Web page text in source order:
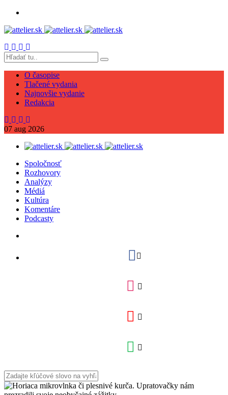
O časopise
Tlačené vydania
Najnovšie vydanie
Redakcia
07 aug 2026
Spoločnosť
Rozhovory
Analýzy
Médiá
Kultúra
Komentáre
Podcasty